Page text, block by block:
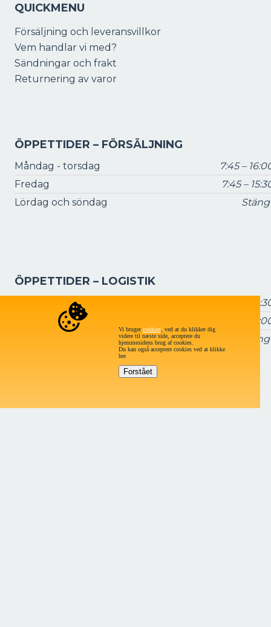
QUICKMENU
Försäljning och leveransvillkor
Vem handlar vi med?
Sändningar och frakt
Returnering av varor
ÖPPETTIDER – FÖRSÄLJNING
Måndag - torsdag
7:45 –
Fredag
7:45 –
Lördag och söndag
ÖPPETTIDER – LOGISTIK
Måndag - torsdag
7:15 –
7:15 –
Vi brugercookies, ved at du klikker dig
videre til næste side, acceptere du
hjemmesidens brug af cookies.
Du kan også acceptere cookies ved at klikke
her